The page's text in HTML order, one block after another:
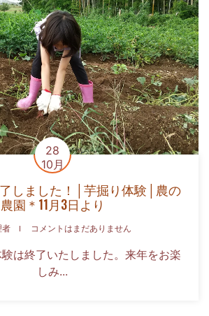
28
10月
しました！│芋掘り体験│農の
農園＊11月3日より
者 コメントはまだありません
は終了いたしました。来年をお楽
しみ...